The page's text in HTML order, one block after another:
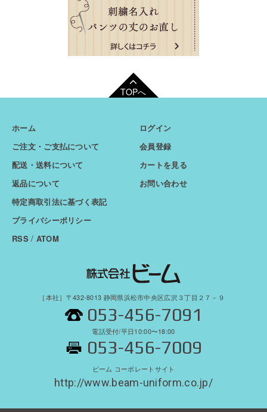
TOPへ
ホーム
ご注文・ご支払について
配送・送料について
返品について
特定商取引法に基づく表記
プライバシーポリシー
RSS/ ATOM
ログイン
会員登録
カートを見る
お問い合わせ
［本社］〒432-8013 静岡県浜松市中央区広沢３丁目２７－９
053-456-7091
電話受付/平日10:00〜18:00
053-456-7009
ビーム コーポレートサイト
http://www.beam-uniform.co.jp/